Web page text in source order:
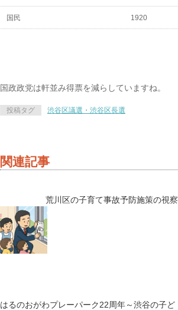
国民 1920
国政政党は軒並み得票を減らしていますね。
投稿タグ 渋谷区議選・渋谷区長選
関連記事
荒川区の子育て事故予防施策の視察
はるのおがわプレーパーク22周年～渋谷の子ど